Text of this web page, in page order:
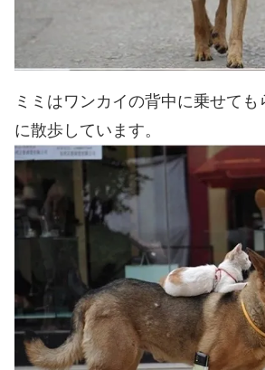
ミミはワンカイの背中に乗せて
に散歩しています。